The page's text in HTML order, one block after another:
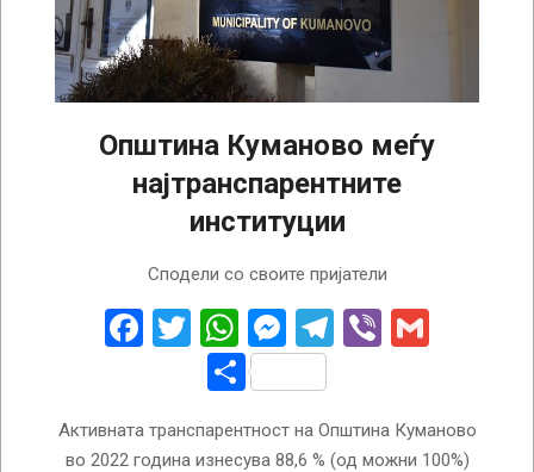
Општина Куманово меѓу
најтранспарентните
институции
Сподели со своите пријатели
Facebook
Twitter
WhatsApp
Messenger
Telegram
Viber
Share
Активната транспарентност на Општина Куманово
во 2022 година изнесува 88,6 % (од можни 100%)